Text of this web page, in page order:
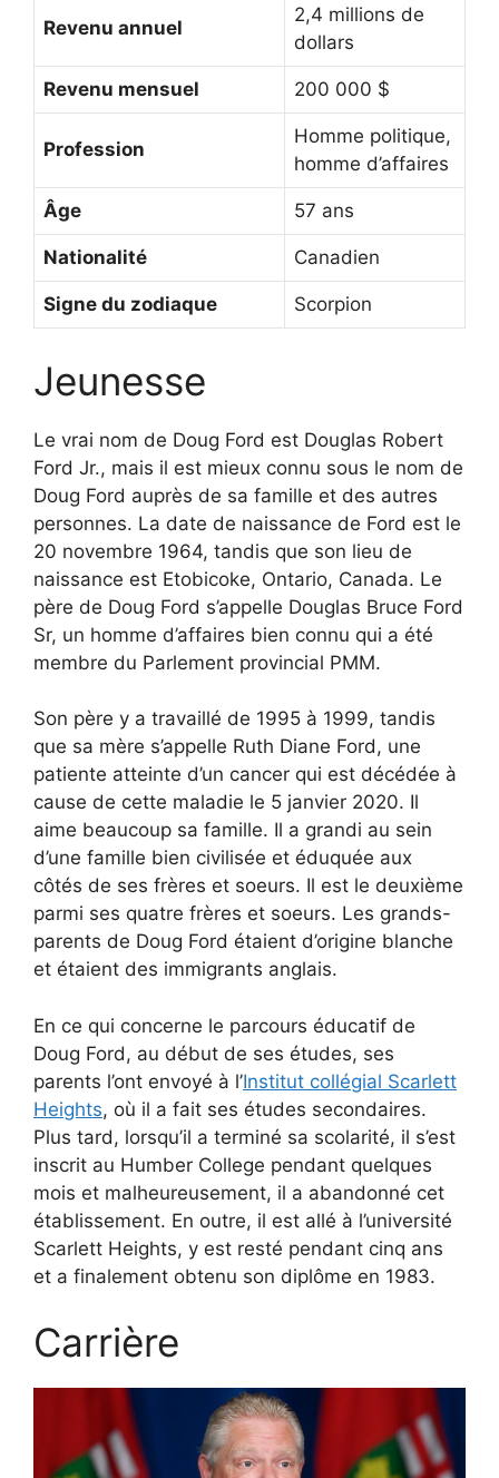
Revenu annuel
2,4 millions de
dollars
Revenu mensuel 200 000 $
Profession
Homme politique,
homme d’affaires
Âge 57 ans
Nationalité Canadien
Signe du zodiaque Scorpion
Jeunesse
Le vrai nom de Doug Ford est Douglas Robert
Ford Jr., mais il est mieux connu sous le nom de
Doug Ford auprès de sa famille et des autres
personnes. La date de naissance de Ford est le
20 novembre 1964, tandis que son lieu de
naissance est Etobicoke, Ontario, Canada. Le
père de Doug Ford s’appelle Douglas Bruce Ford
Sr, un homme d’affaires bien connu qui a été
membre du Parlement provincial PMM.
Son père y a travaillé de 1995 à 1999, tandis
que sa mère s’appelle Ruth Diane Ford, une
patiente atteinte d’un cancer qui est décédée à
cause de cette maladie le 5 janvier 2020. Il
aime beaucoup sa famille. Il a grandi au sein
d’une famille bien civilisée et éduquée aux
côtés de ses frères et soeurs. Il est le deuxième
parmi ses quatre frères et soeurs. Les grands-
parents de Doug Ford étaient d’origine blanche
et étaient des immigrants anglais.
En ce qui concerne le parcours éducatif de
Doug Ford, au début de ses études, ses
parents l’ont envoyé à l’Institut collégial Scarlett
Heights, où il a fait ses études secondaires.
Plus tard, lorsqu’il a terminé sa scolarité, il s’est
inscrit au Humber College pendant quelques
mois et malheureusement, il a abandonné cet
établissement. En outre, il est allé à l’université
Scarlett Heights, y est resté pendant cinq ans
et a finalement obtenu son diplôme en 1983.
Carrière